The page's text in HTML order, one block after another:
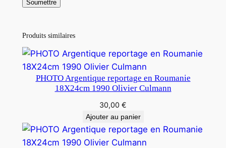
Produits similaires
PHOTO Argentique reportage en Roumanie
18X24cm 1990 Olivier Culmann
30,00 €
Ajouter au panier